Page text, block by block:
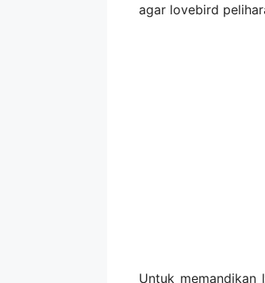
agar lovebird
Untuk